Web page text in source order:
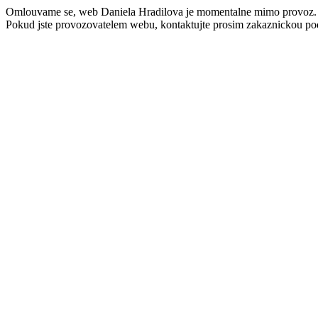
Omlouvame se, web Daniela Hradilova je momentalne mimo provoz.
Pokud jste provozovatelem webu, kontaktujte prosim zakaznickou